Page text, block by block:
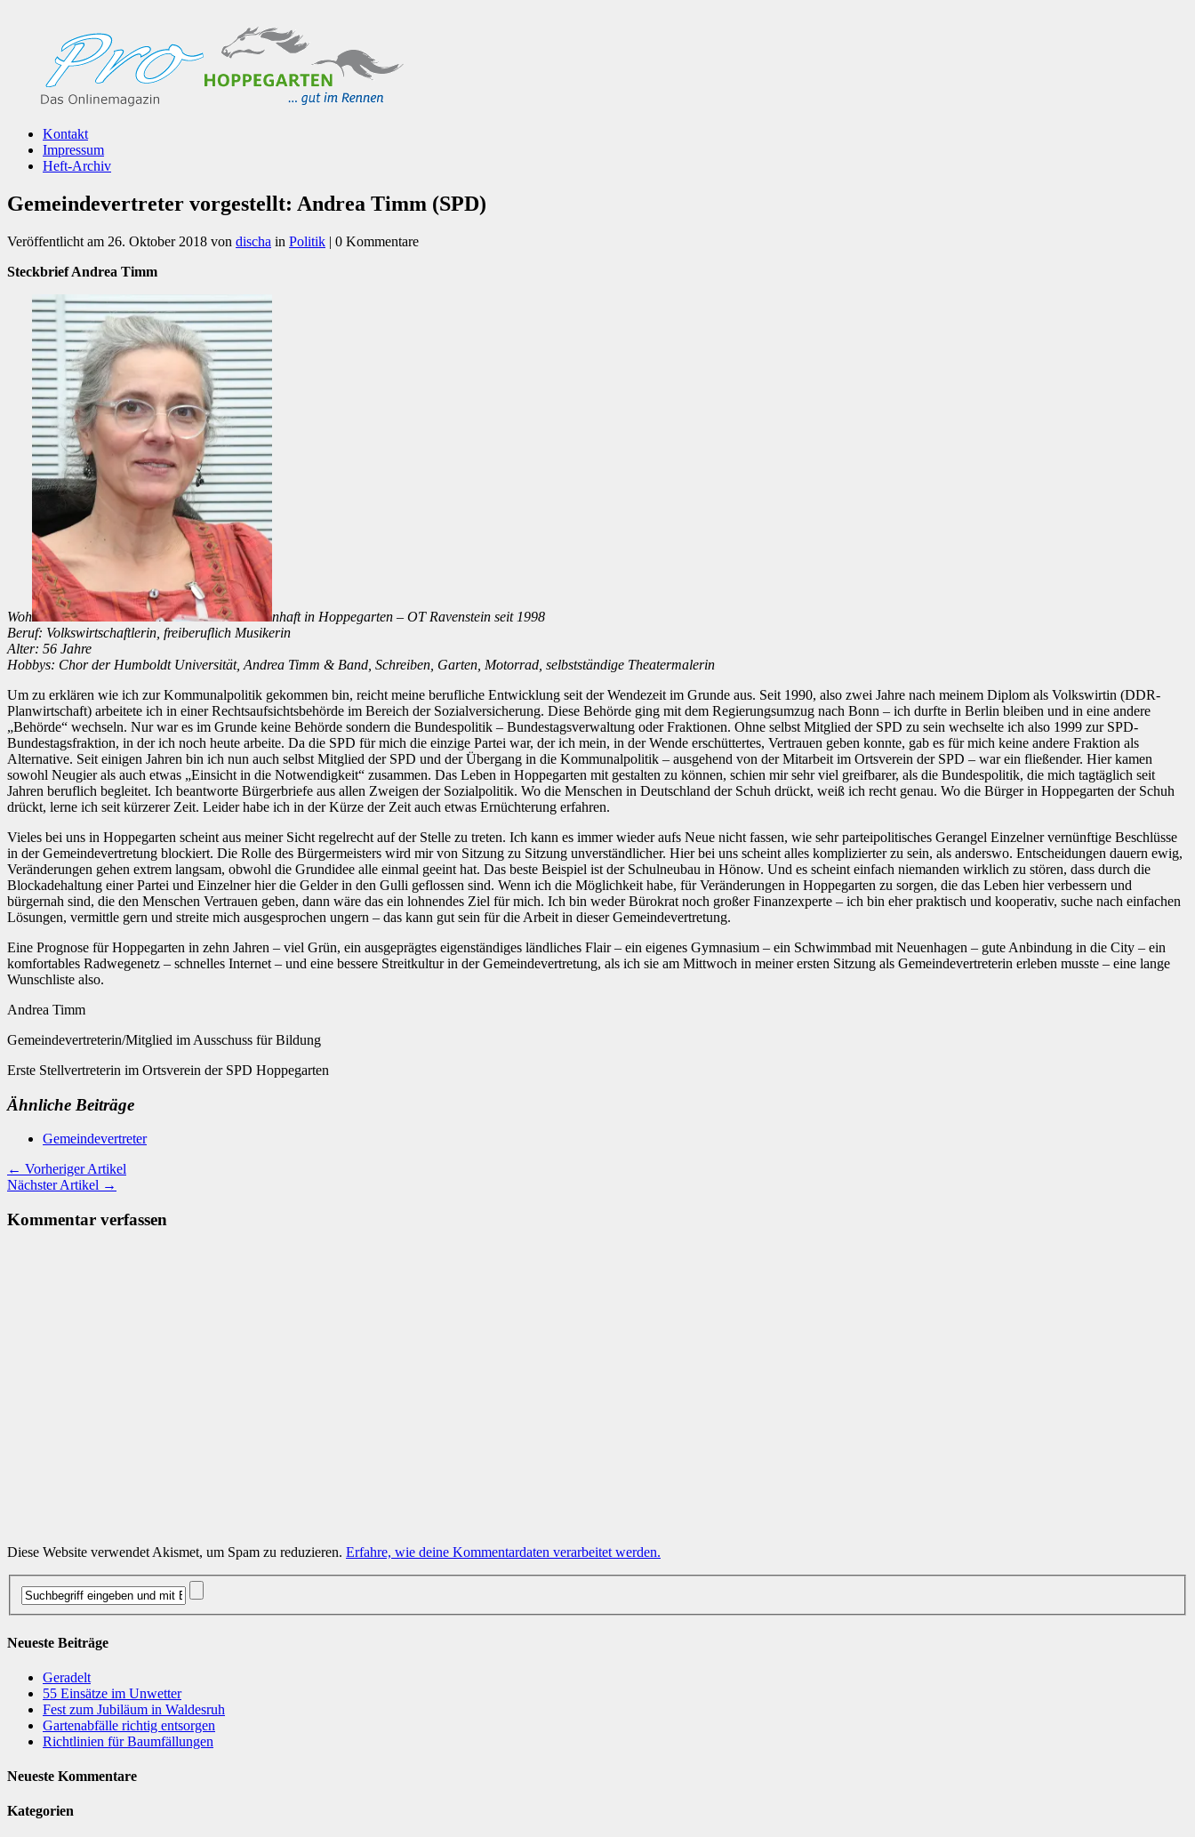
Kontakt
Impressum
Heft-Archiv
Gemeindevertreter vorgestellt: Andrea Timm (SPD)
Veröffentlicht am 26. Oktober 2018 von discha in Politik | 0 Kommentare
Steckbrief Andrea Timm
Woh
nhaft in Hoppegarten – OT Ravenstein seit 1998
Beruf: Volkswirtschaftlerin, freiberuflich Musikerin
Alter: 56 Jahre
Hobbys: Chor der Humboldt Universität, Andrea Timm & Band, Schreiben, Garten, Motorrad, selbstständige Theatermalerin
Um zu erklären wie ich zur Kommunalpolitik gekommen bin, reicht meine berufliche Entwicklung seit der Wendezeit im Grunde aus. Seit 1990, also zwei Jahre nach meinem Diplom als Volkswirtin (DDR-
Planwirtschaft) arbeitete ich in einer Rechtsaufsichtsbehörde im Bereich der Sozialversicherung. Diese Behörde ging mit dem Regierungsumzug nach Bonn – ich durfte in Berlin bleiben und in eine andere
„Behörde“ wechseln. Nur war es im Grunde keine Behörde sondern die Bundespolitik – Bundestagsverwaltung oder Fraktionen. Ohne selbst Mitglied der SPD zu sein wechselte ich also 1999 zur SPD-
Bundestagsfraktion, in der ich noch heute arbeite. Da die SPD für mich die einzige Partei war, der ich mein, in der Wende erschüttertes, Vertrauen geben konnte, gab es für mich keine andere Fraktion als
Alternative. Seit einigen Jahren bin ich nun auch selbst Mitglied der SPD und der Übergang in die Kommunalpolitik – ausgehend von der Mitarbeit im Ortsverein der SPD – war ein fließender. Hier kamen
sowohl Neugier als auch etwas „Einsicht in die Notwendigkeit“ zusammen. Das Leben in Hoppegarten mit gestalten zu können, schien mir sehr viel greifbarer, als die Bundespolitik, die mich tagtäglich seit
Jahren beruflich begleitet. Ich beantworte Bürgerbriefe aus allen Zweigen der Sozialpolitik. Wo die Menschen in Deutschland der Schuh drückt, weiß ich recht genau. Wo die Bürger in Hoppegarten der Schuh
drückt, lerne ich seit kürzerer Zeit. Leider habe ich in der Kürze der Zeit auch etwas Ernüchterung erfahren.
Vieles bei uns in Hoppegarten scheint aus meiner Sicht regelrecht auf der Stelle zu treten. Ich kann es immer wieder aufs Neue nicht fassen, wie sehr parteipolitisches Gerangel Einzelner vernünftige Beschlüsse
in der Gemeindevertretung blockiert. Die Rolle des Bürgermeisters wird mir von Sitzung zu Sitzung unverständlicher. Hier bei uns scheint alles komplizierter zu sein, als anderswo. Entscheidungen dauern ewig,
Veränderungen gehen extrem langsam, obwohl die Grundidee alle einmal geeint hat. Das beste Beispiel ist der Schulneubau in Hönow. Und es scheint einfach niemanden wirklich zu stören, dass durch die
Blockadehaltung einer Partei und Einzelner hier die Gelder in den Gulli geflossen sind. Wenn ich die Möglichkeit habe, für Veränderungen in Hoppegarten zu sorgen, die das Leben hier verbessern und
bürgernah sind, die den Menschen Vertrauen geben, dann wäre das ein lohnendes Ziel für mich. Ich bin weder Bürokrat noch großer Finanzexperte – ich bin eher praktisch und kooperativ, suche nach einfachen
Lösungen, vermittle gern und streite mich ausgesprochen ungern – das kann gut sein für die Arbeit in dieser Gemeindevertretung.
Eine Prognose für Hoppegarten in zehn Jahren – viel Grün, ein ausgeprägtes eigenständiges ländliches Flair – ein eigenes Gymnasium – ein Schwimmbad mit Neuenhagen – gute Anbindung in die City – ein
komfortables Radwegenetz – schnelles Internet – und eine bessere Streitkultur in der Gemeindevertretung, als ich sie am Mittwoch in meiner ersten Sitzung als Gemeindevertreterin erleben musste – eine lange
Wunschliste also.
Andrea Timm
Gemeindevertreterin/Mitglied im Ausschuss für Bildung
Erste Stellvertreterin im Ortsverein der SPD Hoppegarten
Ähnliche Beiträge
Gemeindevertreter
← Vorheriger Artikel
Nächster Artikel →
Kommentar verfassen
Diese Website verwendet Akismet, um Spam zu reduzieren. Erfahre, wie deine Kommentardaten verarbeitet werden.
Neueste Beiträge
Geradelt
​55 Einsätze im Unwetter
Fest zum Jubiläum in Waldesruh
Gartenabfälle richtig entsorgen
Richtlinien für Baumfällungen
Neueste Kommentare
Kategorien